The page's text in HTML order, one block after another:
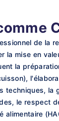
de la
la mise en
la
techniques, la
le respect
alimentaire